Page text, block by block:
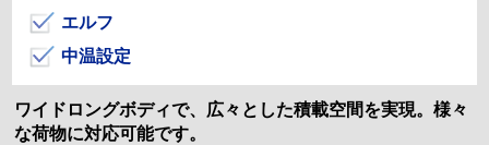
エルフ
中温設定
ワイドロングボディで、広々とした積載空間を実現。様々
な荷物に対応可能です。